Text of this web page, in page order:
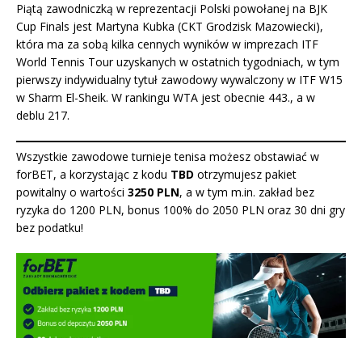
Piątą zawodniczką w reprezentacji Polski powołanej na BJK
Cup Finals jest Martyna Kubka (CKT Grodzisk Mazowiecki),
która ma za sobą kilka cennych wyników w imprezach ITF
World Tennis Tour uzyskanych w ostatnich tygodniach, w tym
pierwszy indywidualny tytuł zawodowy wywalczony w ITF W15
w Sharm El-Sheik. W rankingu WTA jest obecnie 443., a w
deblu 217.
Wszystkie zawodowe turnieje tenisa możesz obstawiać w
forBET, a korzystając z kodu TBD otrzymujesz pakiet
powitalny o wartości 3250 PLN, a w tym m.in. zakład bez
ryzyka do 1200 PLN, bonus 100% do 2050 PLN oraz 30 dni gry
bez podatku!